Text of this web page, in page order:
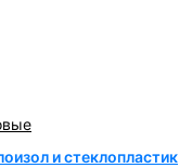
и стеклопластик